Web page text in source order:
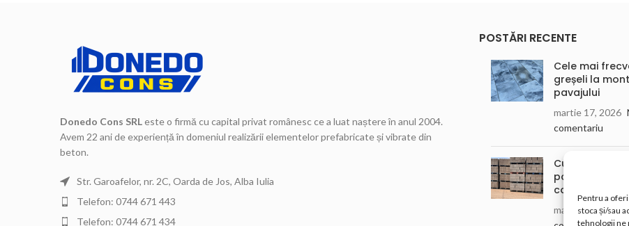
Pentru a
stoca și/sau
tehnologii ne
Donedo Cons SRLeste o firmă cu capital privat românesc ce a luat naștere în anul 2004.
Avem 22 ani de experiență în domeniul realizării elementelor prefabricate și vibrate din
beton.
Str. Garoafelor, nr. 2C, Oarda de Jos, Alba Iulia
Telefon: 0744 671 443
Telefon: 0744 671 434
POSTĂRI RECENTE
Cele mai
greșeli la
pavajului
martie 17, 2026
comentariu
Cum alegi
potriviți pentru
construcția ta
martie 17, 2026